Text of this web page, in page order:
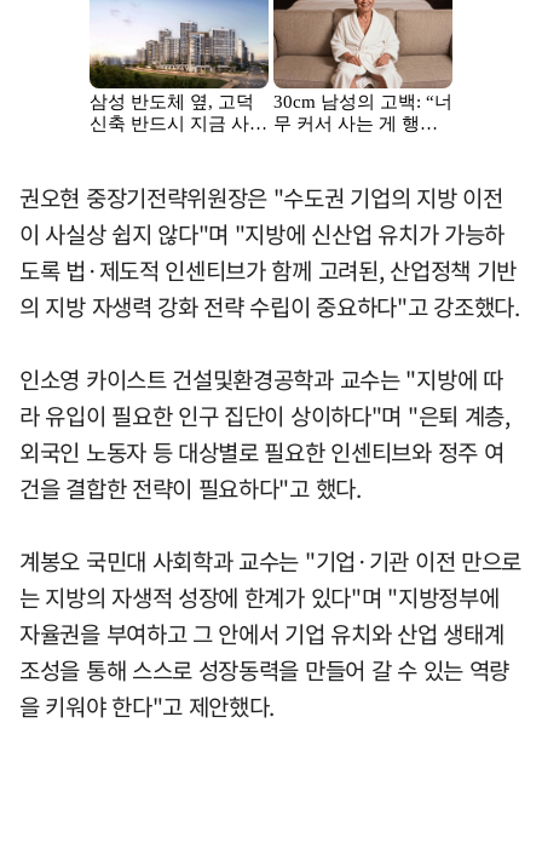
권오현 중장기전략위원장은 "수도권 기업의 지방 이전
이 사실상 쉽지 않다"며 "지방에 신산업 유치가 가능하
도록 법·제도적 인센티브가 함께 고려된, 산업정책 기반
의 지방 자생력 강화 전략 수립이 중요하다"고 강조했다.
인소영 카이스트 건설및환경공학과 교수는 "지방에 따
라 유입이 필요한 인구 집단이 상이하다"며 "은퇴 계층,
외국인 노동자 등 대상별로 필요한 인센티브와 정주 여
건을 결합한 전략이 필요하다"고 했다.
계봉오 국민대 사회학과 교수는 "기업·기관 이전 만으로
는 지방의 자생적 성장에 한계가 있다"며 "지방정부에
자율권을 부여하고 그 안에서 기업 유치와 산업 생태계
조성을 통해 스스로 성장동력을 만들어 갈 수 있는 역량
을 키워야 한다"고 제안했다.